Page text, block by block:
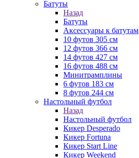
Батуты
Назад
Батуты
Аксессуары к батутам
10 футов 305 см
12 футов 366 см
14 футов 427 см
16 футов 488 см
Минитрамплины
6 футов 183 см
8 футов 244 см
Настольный футбол
Назад
Настольный футбол
Кикер Desperado
Кикер Fortuna
Кикер Start Line
Кикер Weekend